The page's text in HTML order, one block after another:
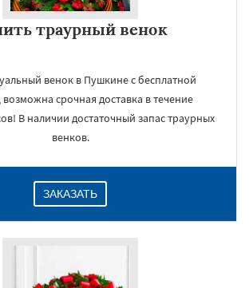
траурный венок
венок в Пушкине с бесплатной
возможна срочная доставка в течение
В наличии достаточный запас траурных
венков.
ЗАКАЗАТЬ